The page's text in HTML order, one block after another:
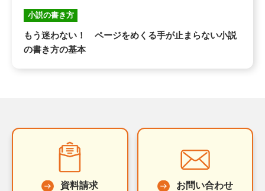
小説の書き方
もう迷わない！ ページをめくる手が止まらない小説
の書き方の基本
資料請求 お問い合わせ